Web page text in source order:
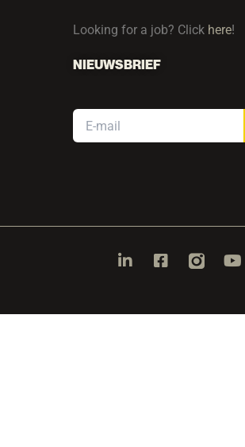
Looking for a job? Click here!
NIEUWSBRIEF